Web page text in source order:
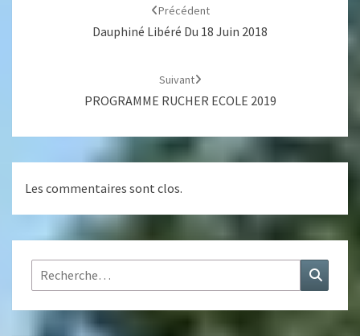
Précédent
Dauphiné Libéré Du 18 Juin 2018
Suivant
PROGRAMME RUCHER ECOLE 2019
Les commentaires sont clos.
Rechercher :